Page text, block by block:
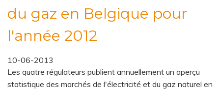
du gaz en Belgique pour
l'année 2012
10-06-2013
Les quatre régulateurs publient annuellement un aperçu
statistique des marchés de l'électricité et du gaz naturel en